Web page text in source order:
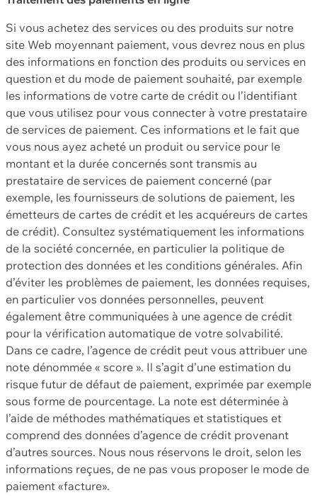
Si vous achetez des services ou des produits sur notre
site Web moyennant paiement, vous devrez nous en plus
des informations en fonction des produits ou services en
question et du mode de paiement souhaité, par exemple
les informations de votre carte de crédit ou l’identifiant
que vous utilisez pour vous connecter à votre prestataire
de services de paiement. Ces informations et le fait que
vous nous ayez acheté un produit ou service pour le
montant et la durée concernés sont transmis au
prestataire de services de paiement concerné (par
exemple, les fournisseurs de solutions de paiement, les
émetteurs de cartes de crédit et les acquéreurs de cartes
de crédit). Consultez systématiquement les informations
de la société concernée, en particulier la politique de
protection des données et les conditions générales. Afin
d’éviter les problèmes de paiement, les données requises,
en particulier vos données personnelles, peuvent
également être communiquées à une agence de crédit
pour la vérification automatique de votre solvabilité.
Dans ce cadre, l’agence de crédit peut vous attribuer une
note dénommée « score ». Il s’agit d’une estimation du
risque futur de défaut de paiement, exprimée par exemple
sous forme de pourcentage. La note est déterminée à
l’aide de méthodes mathématiques et statistiques et
comprend des données d’agence de crédit provenant
d’autres sources. Nous nous réservons le droit, selon les
informations reçues, de ne pas vous proposer le mode de
paiement «facture».